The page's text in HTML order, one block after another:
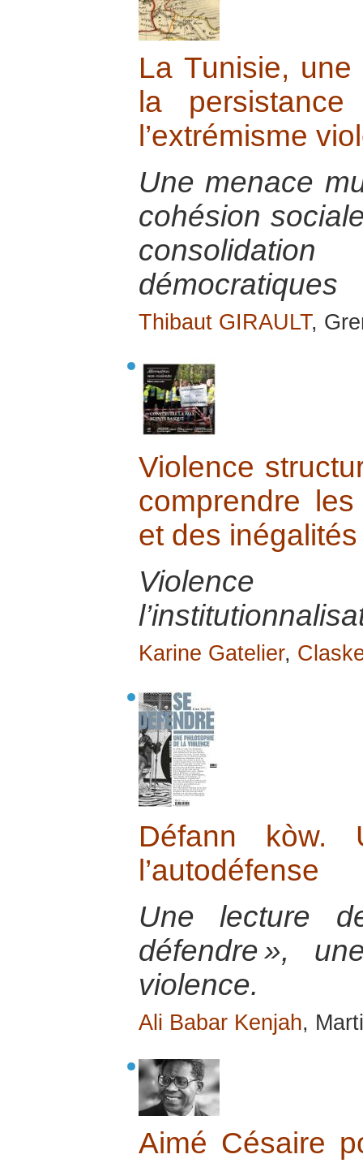
La Tunisie,
la
l’extrémisme
Une menace
cohésion
démocratiques
Thibaut GIRAULT,
Violence
comprendre
et des inégalités
Violence
Karine Gatelier,
Défann kòw.
l’autodéfense
Une lecture
défendre »,
violence.
Ali Babar Kenjah,
Aimé Césaire